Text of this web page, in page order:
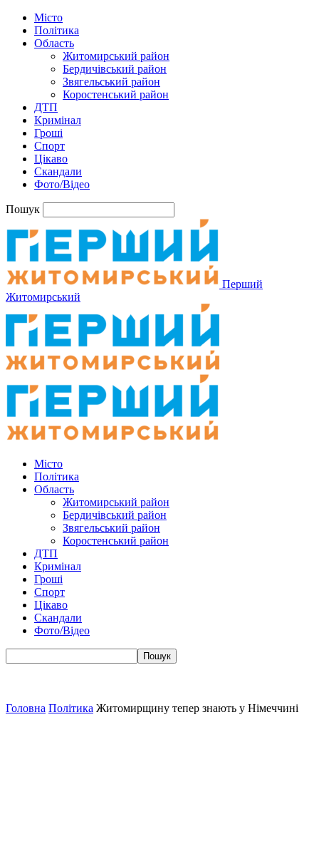
Місто
Політика
Область
Житомирський район
Бердичівський район
Звягельський район
Коростенський район
ДТП
Кримінал
Гроші
Спорт
Цікаво
Скандали
Фото/Відео
Пошук
Перший
Житомирський
Місто
Політика
Область
Житомирський район
Бердичівський район
Звягельський район
Коростенський район
ДТП
Кримінал
Гроші
Спорт
Цікаво
Скандали
Фото/Відео
Головна Політика Житомирщину тепер знають у Німеччині